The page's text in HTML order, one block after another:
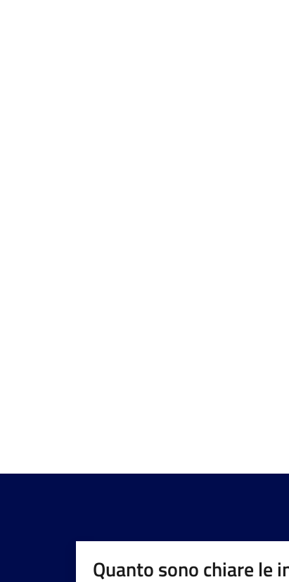
Quanto sono chiare le